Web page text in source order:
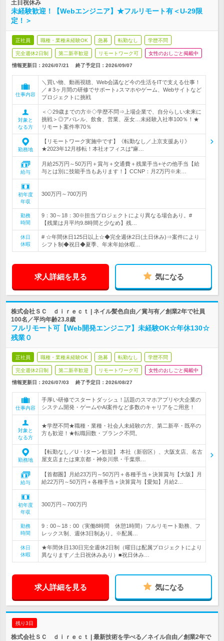
土日祝休み
未経験歓迎！【Webエンジニア】★フルリモート有＜U-29限
定！＞
正社員 職種・業種未経験OK 急募 転勤なし 学歴不問
完全週休2日制 第二新卒歓迎 リモートワーク可 女性のおしごと掲載中
情報更新日：2026/07/21 終了予定日： 2026/09/07
仕事内容
＼買い物、動画視聴、Web会議など今の生活をITで支える仕事！
／＃3ヶ月間の研修でサポート♪スマホやゲーム、Webサイトなど
プロジェクトに挑戦
対象と
なる方
＜◇29歳までの方※◇学歴不問⇒上場企業で、自分らしい未来に
挑戦＞◎アパレル、飲食、営業、巫女…未経験入社率100％！★
リモート案件率70％
勤務地
【リモートワーク実施中です】《転勤なし／上京支援あり》
★2023年12月移転！本社オフィスは"麻…
給与
月給25万円～50万円＋賞与＋交通費＋残業手当+その他手当【給
与とは別に技能手当もあります！】CCNP：月2万円※未…
初年度
年収
300万円～700万円
勤務
時間
9：30～18：30※担当プロジェクトにより異なる場合あり。#
【残業は月平均9.8時間と少なめ】残…
休日
休暇
# ☆年間休日125日以上☆◆完全週休2日(土日休み)⇒案件により
シフト制◆祝日◆夏季、年末年始休暇…
求人詳細を見る 気になる
株式会社ＳＣ ｄｉｒｅｃｔ | ネイル髪色自由／賞与有／創業2年で社員
100名／平均年齢23.8歳
フルリモート可【Web開発エンジニア】未経験OK☆年休130☆
残業０
正社員 職種・業種未経験OK 急募 転勤なし 学歴不問
完全週休2日制 第二新卒歓迎 リモートワーク可 女性のおしごと掲載中
情報更新日：2026/07/03 終了予定日： 2026/08/27
仕事内容
手厚い研修でスタートダッシュ！話題のスマホアプリや大企業の
システム開発・ゲームやAI案件など多数のキャリアをご用意！
対象と
なる方
★学歴不問★職種・業種・社会人未経験の方、第二新卒・既卒の
方も歓迎！★転職回数・ブランク不問。
勤務地
【転勤なし／U・Iターン歓迎】 本社（新宿区）、大阪支店、名古
屋支店または東京都・神奈川県・千葉県…
給与
【首都圏】月給23万円～50万円＋各種手当＋決算賞与【大阪】月
給22万円～50万円＋各種手当＋決算賞与【愛知】月給2…
初年度
年収
300万円～700万円
勤務
時間
9：00～18：00（実働8時間 休憩1時間）フルリモート勤務、フ
レックス制、週休3日制あり。※配属…
休日
休暇
★年間休日130日完全週休2日制（曜日は配属プロジェクトにより
異なります／土日祝休みあり）■祝日休み…
求人詳細を見る 気になる
残り3日
株式会社ＳＣ ｄｉｒｅｃｔ | 最新技術を学べる／ネイル自由／創業2年で